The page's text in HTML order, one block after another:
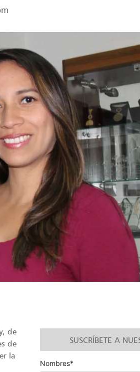
de
de
la
SUSCRÍBETE A
Nombres*